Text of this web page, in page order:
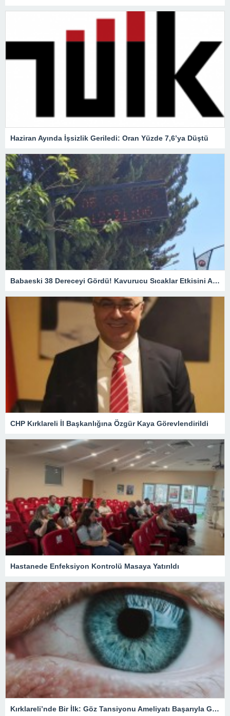
Haziran Ayında İşsizlik Geriledi: Oran Yüzde 7,6’ya Düştü
Babaeski 38 Dereceyi Gördü! Kavurucu Sıcaklar Etkisini Artırıyor
CHP Kırklareli İl Başkanlığına Özgür Kaya Görevlendirildi
Hastanede Enfeksiyon Kontrolü Masaya Yatırıldı
Kırklareli’nde Bir İlk: Göz Tansiyonu Ameliyatı Başarıyla Gerçekleştirildi